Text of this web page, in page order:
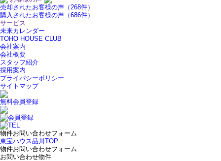
売却されたお客様の声（268件）
購入されたお客様の声（686件）
サービス
未来カレンダー
TOHO HOUSE CLUB
会社案内
会社概要
スタッフ紹介
採用案内
プライバシーポリシー
サイトマップ
無料会員登録
物件お問い合わせフォーム
東宝ハウス品川TOP
物件お問い合わせフォーム
お問い合わせ物件